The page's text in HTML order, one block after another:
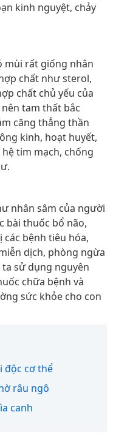
kinh nguyệt, chảy
mùi rất giống nhân
chất như sterol,
chất chủ yếu của
tam thất bắc
căng thẳng thần
kinh, hoạt huyết,
tim mạch, chống
nhân sâm của người
bài thuốc bổ não,
bệnh tiêu hóa,
dịch, phòng ngừa
sử dụng nguyên
chữa bệnh và
sức khỏe cho con
độc cơ thể
râu ngô
canh